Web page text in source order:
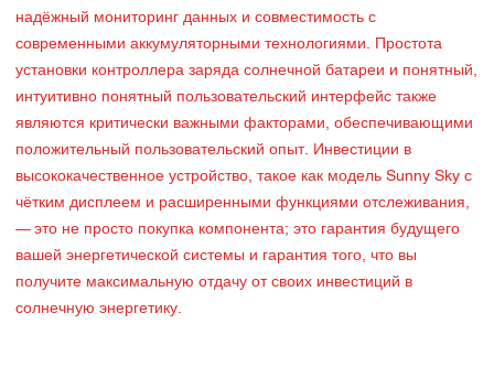
надёжный мониторинг данных и совместимость с
современными аккумуляторными технологиями. Простота
установки контроллера заряда солнечной батареи и понятный,
интуитивно понятный пользовательский интерфейс также
являются критически важными факторами, обеспечивающими
положительный пользовательский опыт. Инвестиции в
высококачественное устройство, такое как модель Sunny Sky с
чётким дисплеем и расширенными функциями отслеживания,
— это не просто покупка компонента; это гарантия будущего
вашей энергетической системы и гарантия того, что вы
получите максимальную отдачу от своих инвестиций в
солнечную энергетику.